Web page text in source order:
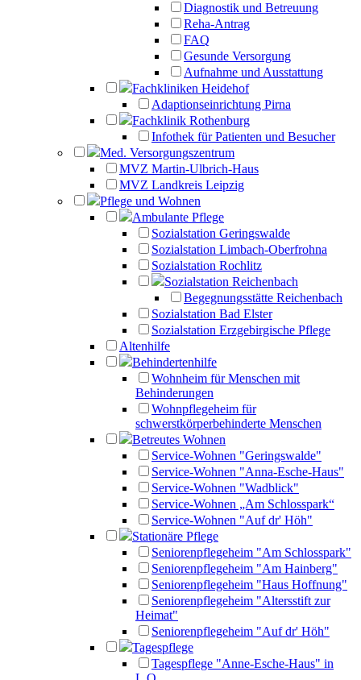
Diagnostik und Betreuung
Reha-Antrag
FAQ
Gesunde Versorgung
Aufnahme und Ausstattung
Fachkliniken Heidehof
Adaptionseinrichtung Pirna
Fachklinik Rothenburg
Infothek für Patienten und Besucher
Med. Versorgungszentrum
MVZ Martin-Ulbrich-Haus
MVZ Landkreis Leipzig
Pflege und Wohnen
Ambulante Pflege
Sozialstation Geringswalde
Sozialstation Limbach-Oberfrohna
Sozialstation Rochlitz
Sozialstation Reichenbach
Begegnungsstätte Reichenbach
Sozialstation Bad Elster
Sozialstation Erzgebirgische Pflege
Altenhilfe
Behindertenhilfe
Wohnheim für Menschen mit
Behinderungen
Wohnpflegeheim für
schwerstkörperbehinderte Menschen
Betreutes Wohnen
Service-Wohnen "Geringswalde"
Service-Wohnen "Anna-Esche-Haus"
Service-Wohnen "Wadblick"
Service-Wohnen „Am Schlosspark“
Service-Wohnen "Auf dr' Höh"
Stationäre Pflege
Seniorenpflegeheim "Am Schlosspark"
Seniorenpflegeheim "Am Hainberg"
Seniorenpflegeheim "Haus Hoffnung"
Seniorenpflegeheim "Altersstift zur
Heimat"
Seniorenpflegeheim "Auf dr' Höh"
Tagespflege
Tagespflege "Anne-Esche-Haus" in